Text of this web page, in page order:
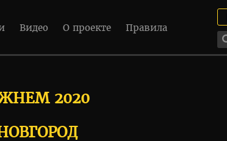
Видео О проекте Правила
2020